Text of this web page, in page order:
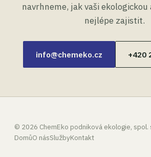
navrhneme, jak vaši
nejlépe zajistit.
info@chemeko.cz +420
© 2026 ChemEko podniková ekologie, spol.
DomůO násSlužbyKontakt